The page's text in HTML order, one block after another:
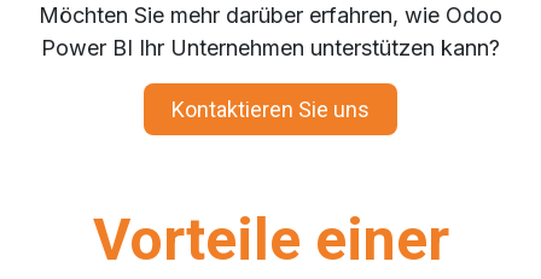
Möchten Sie mehr darüber erfahren, wie Odoo
Power BI Ihr Unternehmen unterstützen kann?
Kontaktieren Sie uns
Vorteile einer